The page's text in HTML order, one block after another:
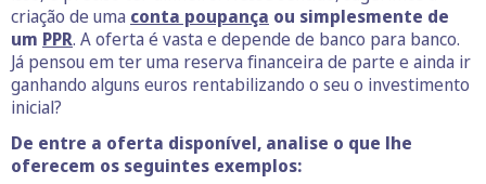
criação de uma conta poupança ou simplesmente de
um PPR. A oferta é vasta e depende de banco para banco.
Já pensou em ter uma reserva financeira de parte e ainda ir
ganhando alguns euros rentabilizando o seu o investimento
inicial?
De entre a oferta disponível, analise o que lhe
oferecem os seguintes exemplos: